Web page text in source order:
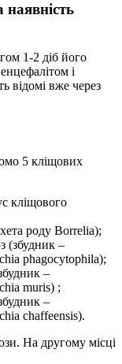
1-2 діб його
і
відомі вже через
5 кліщових
кліщового
роду Borrelia);
(збудник –
phagocytophila);
–
muris) ;
–
chaffeensis).
На другому місці